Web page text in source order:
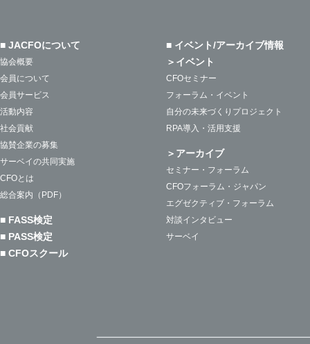
■ JACFOについて
協会概要
会員について
会員サービス
活動内容
社会貢献
協賛企業の募集
サーベイの共同実施
CFOとは
総合案内（PDF）
■ FASS検定
■ PASS検定
■ CFOスクール
■ イベント/アーカイブ情報
＞イベント
CFOセミナー
フォーラム・イベント
自分の未来づくりプロジェクト
RPA導入・活用支援
＞アーカイブ
セミナー・フォーラム
CFOフォーラム・ジャパン
エグゼクティブ・フォーラム
対談インタビュー
サーベイ